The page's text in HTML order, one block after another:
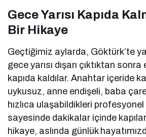
Gece Yarısı Kapıda
Bir Hikaye
Geçtiğimiz aylarda, Göktürk’te
gece yarısı dışarı çıktıktan
kapıda kaldılar. Anahtar içeride
uykusuz, anne endişeli, baba
hızlıca ulaşabildikleri
sayesinde dakikalar içinde
hikaye, aslında günlük